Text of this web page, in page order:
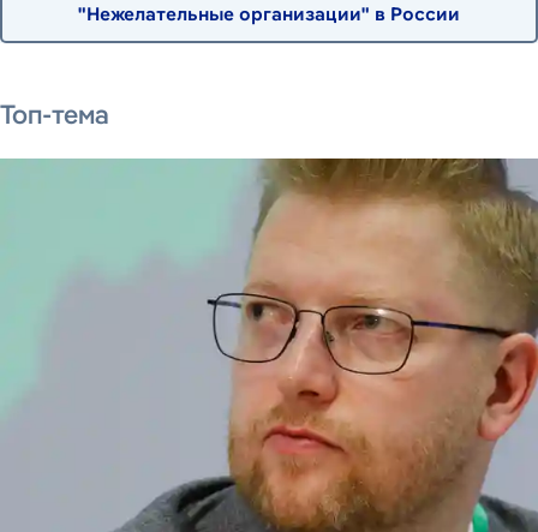
"Нежелательные организации" в России
Топ-тема
7 августа 2026 г.
29 июля 2026 г.
31 июля 2026 г.
31 июля 2026 г.